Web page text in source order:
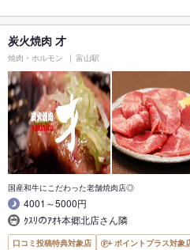
炭火焼肉 才
焼肉・ホルモン 富山駅
国産和牛にこだわった老舗焼肉店◎
4001～5000円
ｸｽﾘのｱｵｷ本郷北店さん隣
口コミ投稿特典対象店 ポイントプラス対象